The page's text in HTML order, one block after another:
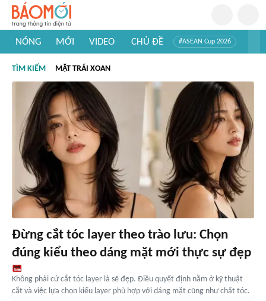
NÓNG MỚI VIDEO CHỦ ĐỀ #ASEAN Cup 2026
#Khám phá thế giới
TÌM KIẾM MẶT TRÁI XOAN
Đừng cắt tóc layer theo trào lưu: Chọn
đúng kiểu theo dáng mặt mới thực sự đẹp
Không phải cứ cắt tóc layer là sẽ đẹp. Điều quyết định nằm ở kỹ thuật
cắt và việc lựa chọn kiểu layer phù hợp với dáng mặt cũng như chất tóc.